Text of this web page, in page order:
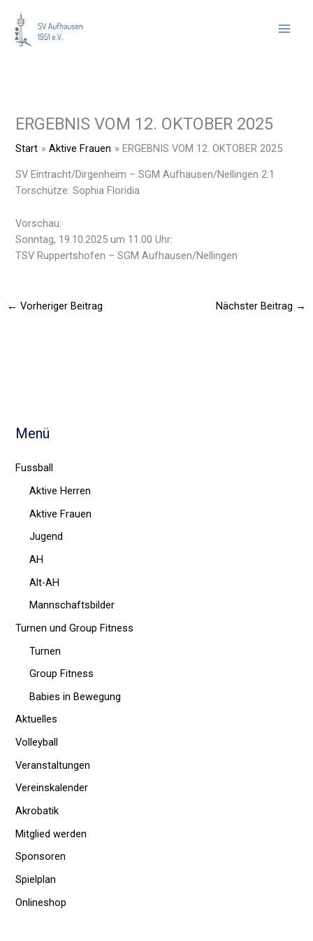
Inhalt
springen
ERGEBNIS VOM 12. OKTOBER 2025
Start Aktive Frauen ERGEBNIS VOM 12. OKTOBER 2025
SV Eintracht/Dirgenheim – SGM Aufhausen/Nellingen 2:1
Torschütze: Sophia Floridia
Vorschau:
Sonntag, 19.10.2025 um 11.00 Uhr:
TSV Ruppertshofen – SGM Aufhausen/Nellingen
← Vorheriger Beitrag Nächster Beitrag →
Menü
Fussball
Aktive Herren
Aktive Frauen
Jugend
AH
Alt-AH
Mannschaftsbilder
Turnen und Group Fitness
Turnen
Group Fitness
Babies in Bewegung
Aktuelles
Volleyball
Veranstaltungen
Vereinskalender
Akrobatik
Mitglied werden
Sponsoren
Spielplan
Onlineshop